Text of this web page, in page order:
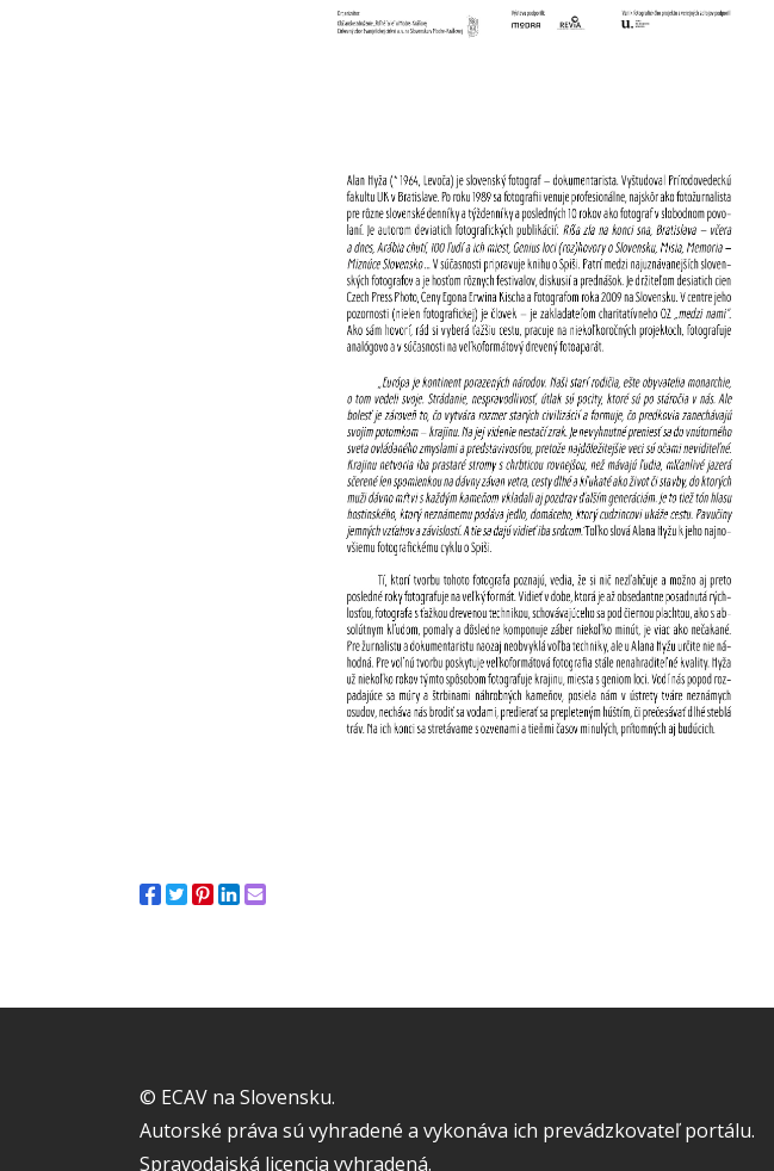
© ECAV na Slovensku.
Autorské práva sú vyhradené a vykonáva ich prevádzkovateľ portálu.
Spravodajská licencia vyhradená.